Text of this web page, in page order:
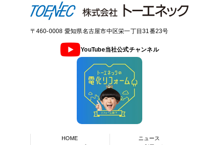
〒460-0008 愛知県名古屋市中区栄一丁目31番23号
YouTube当社公式チャンネル
HOME
ニュース